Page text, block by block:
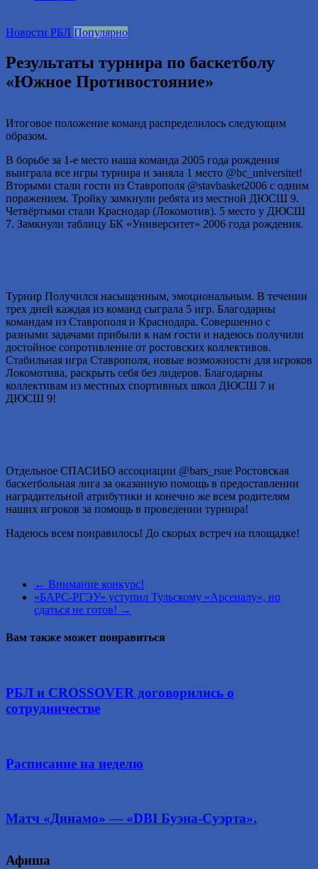
Новости РБЛ Популярно
Результаты турнира по баскетболу
«Южное Противостояние»
Итоговое положение команд распределилось следующим
образом.
В борьбе за 1-е место наша команда 2005 года рождения
выиграла все игры турнира и заняла 1 место @bc_universitet!
Вторыми стали гости из Ставрополя @stavbasket2006 с одним
поражением. Тройку замкнули ребята из местной ДЮСШ 9.
Четвёртыми стали Краснодар (Локомотив). 5 место у ДЮСШ
7. Замкнули таблицу БК «Университет» 2006 года рождения.
Турнир Получился насыщенным, эмоциональным. В течении
трех дней каждая из команд сыграла 5 игр. Благодарны
командам из Ставрополя и Краснодара. Совершенно с
разными задачами прибыли к нам гости и надеюсь получили
достойное сопротивление от ростовских коллективов.
Стабильная игра Ставрополя, новые возможности для игроков
Локомотива, раскрыть себя без лидеров. Благодарны
коллективам из местных спортивных школ ДЮСШ 7 и
ДЮСШ 9!
Отдельное СПАСИБО ассоциации @bars_rsue Ростовская
баскетбольная лига за оказанную помощь в предоставлении
наградительной атрибутики и конечно же всем родителям
наших игроков за помощь в проведении турнира!
Надеюсь всем понравилось! До скорых встреч на площадке!
← Внимание конкурс!
«БАРС-РГЭУ» уступил Тульскому «Арсеналу», но
сдаться не готов! →
Вам также может понравиться
РБЛ и CROSSOVER договорились о
сотрудничестве
Расписание на неделю
Матч «Динамо» — «DBI Буэна-Суэрта».
Афиша